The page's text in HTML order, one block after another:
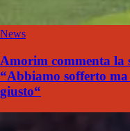
News
Amorim commenta la
“Abbiamo sofferto
giusto“